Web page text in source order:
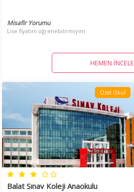
Misafir Yorumu
Lise fiyatını öğrenebilirmiyim
HEMEN İNCELE
Özel Okul
Balat Sınav Koleji Anaokulu